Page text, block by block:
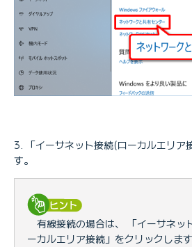
「イーサネット接続(ローカルエリア
す。
有線接続の場合は、 「イーサネッ
ーカルエリア接続」をクリックします